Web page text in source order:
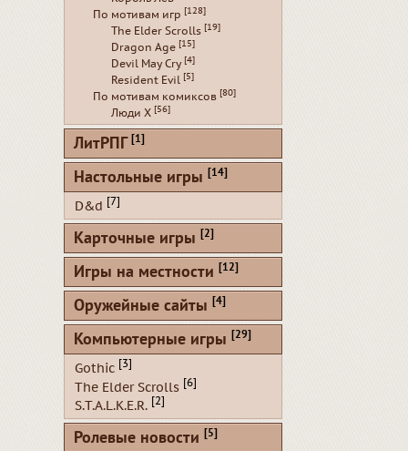
По мотивам игр [128]
The Elder Scrolls [19]
Dragon Age [15]
Devil May Cry [4]
Resident Evil [5]
По мотивам комиксов [80]
Люди Х [56]
ЛитРПГ [1]
Настольные игры [14]
D&d [7]
Карточные игры [2]
Игры на местности [12]
Оружейные сайты [4]
Компьютерные игры [29]
Gothic [3]
The Elder Scrolls [6]
S.T.A.L.K.E.R. [2]
Ролевые новости [5]